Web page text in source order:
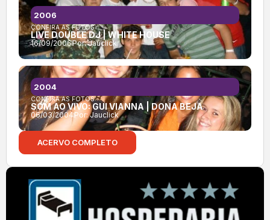
CONFIRA AS FOTOS:
LIVE DOUBLE DJ | WHITE HOUSE
16/09/2006Por:Jauclick
2006
CONFIRA AS FOTOS:
SOM AO VIVO: GUI VIANNA | DONA BEJA
06/03/2004Por:Jauclick
2004
ACERVO COMPLETO